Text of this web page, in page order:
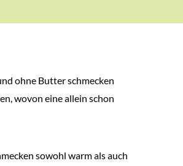
ohne Butter schmecken
wovon eine allein schon
sowohl warm als auch